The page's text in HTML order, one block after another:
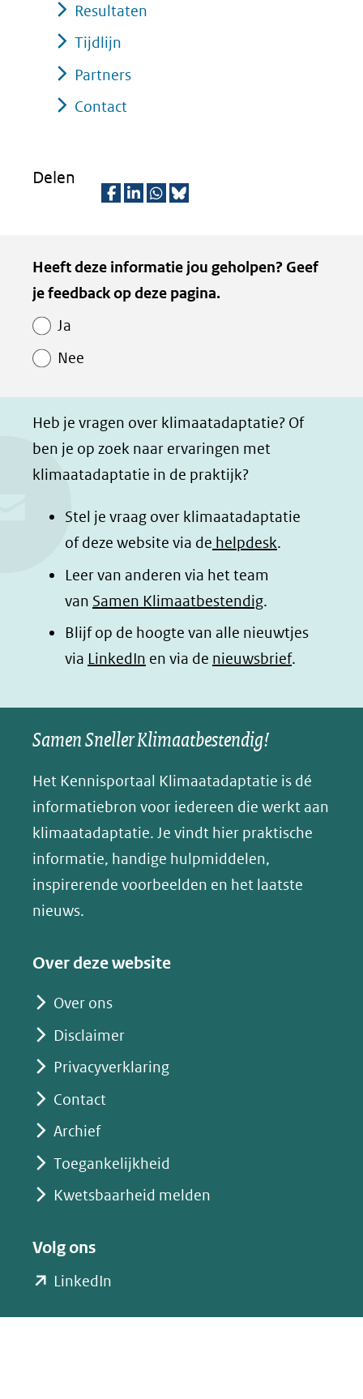
Resultaten
Tijdlijn
Partners
Contact
Delen
l
e
a
b
o
o
(opent
in
nieuw
venster)
naar
een
website)
l
e
i
d
I
(opent
in
nieuw
venster)
naar
een
website)
l
e
h
t
a
p
(opent
in
nieuw
venster)
naar
een
website)
z
e
n
d
l
e
o
p
B
l
e
s
y
(opent
in
nieuw
venster)
Kopie
van
Paginawaardering
Heeft deze informatie jou geholpen? Geef
je feedback op deze pagina.
Ja
Nee
Heb je vragen over klimaatadaptatie? Of
ben je op zoek naar ervaringen met
klimaatadaptatie in de praktijk?
Stel je vraag over klimaatadaptatie
of deze website via de helpdesk.
Leer van anderen via het team
van Samen Klimaatbestendig.
Blijf op de hoogte van alle nieuwtjes
via LinkedIn (opent
nieuw
venster)
naar
een
andere
website)
en via de nieuwsbrief.
Samen Sneller Klimaatbestendig!
Het Kennisportaal Klimaatadaptatie is dé
informatiebron voor iedereen die werkt aan
klimaatadaptatie. Je vindt hier praktische
informatie, handige hulpmiddelen,
inspirerende voorbeelden en het laatste
nieuws.
Over deze website
Over ons
Disclaimer
Privacyverklaring
Contact
Archief
Toegankelijkheid
Kwetsbaarheid melden
Volg ons
LinkedIn